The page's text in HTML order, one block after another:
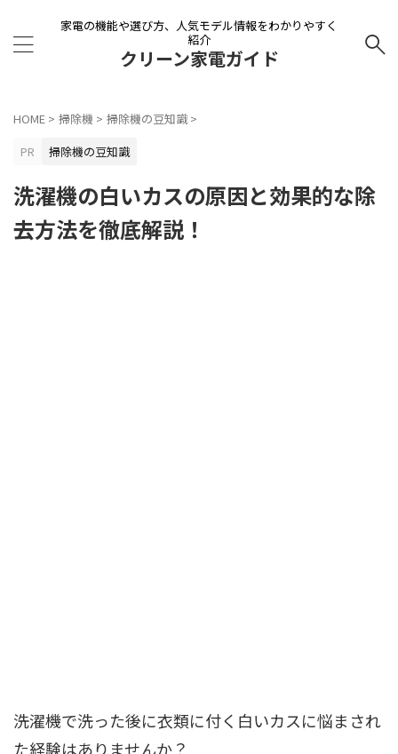
家電の機能や選び方、人気モデル情報をわかりやすく
紹介
クリーン家電ガイド
HOME > 掃除機 > 掃除機の豆知識 >
PR
掃除機の豆知識
洗濯機の白いカスの原因と効果的な除
去方法を徹底解説！
洗濯機で洗った後に衣類に付く白いカスに悩まされ
た経験はありませんか？